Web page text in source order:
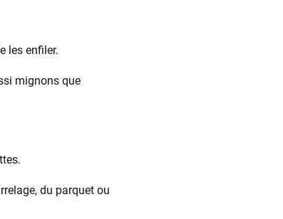
les enfiler.
mignons que
du parquet ou